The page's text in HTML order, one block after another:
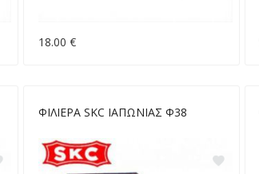
18.00 €
ΦΙΛΙΕΡΑ SKC ΙΑΠΩΝΙΑΣ Φ38